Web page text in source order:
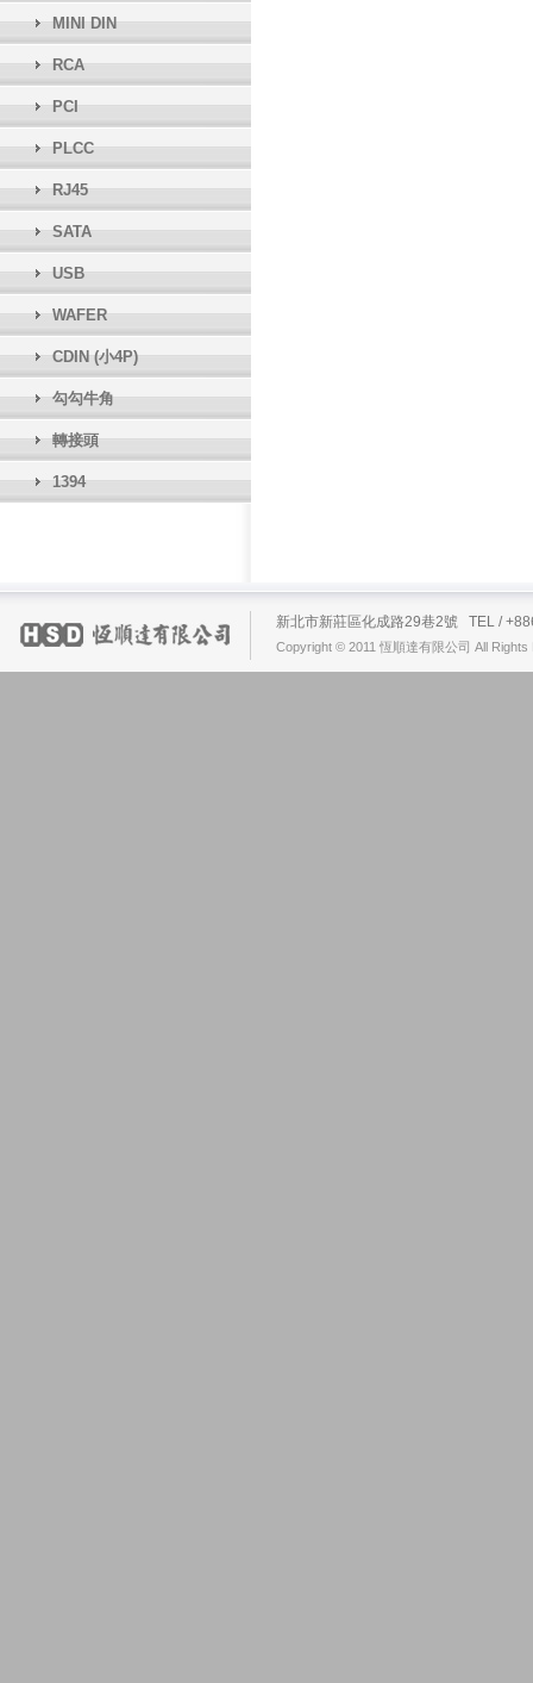
MINI DIN
RCA
PCI
PLCC
RJ45
SATA
USB
WAFER
CDIN (小4P)
勾勾牛角
轉接頭
1394
新北市新莊區化成路29巷2號 TEL /
Copyright © 2011 恆順達有限公司 All